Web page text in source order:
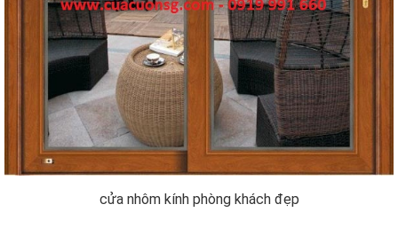
cửa nhôm kính phòng khách đẹp